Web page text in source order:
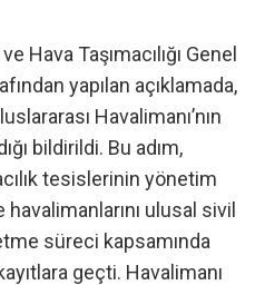
Hava Taşımacılığı Genel
yapılan açıklamada,
Havalimanı’nın
bildirildi. Bu adım,
tesislerinin yönetim
ulusal sivil
süreci kapsamında
geçti. Havalimanı